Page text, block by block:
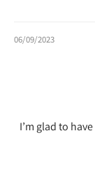
06/09/2023
I’m glad to